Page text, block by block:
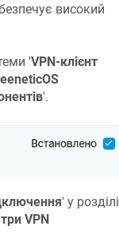
високий
'VPN-клієнт
'.
' у розділі
VPN